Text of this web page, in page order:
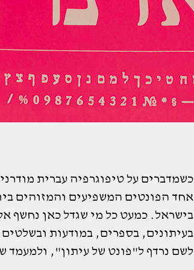
כשמדברים על טיפוגרפיה עברית
אחד הפונטים המשפיעים והמזוהים
בישראל. כמעט כל מי שגדל כאן נחשף
בעיתונים, בספרים, במודעות
לשם נרדף ל"פונט של עיתון", ולמעמד